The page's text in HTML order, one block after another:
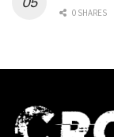
0 SHARES